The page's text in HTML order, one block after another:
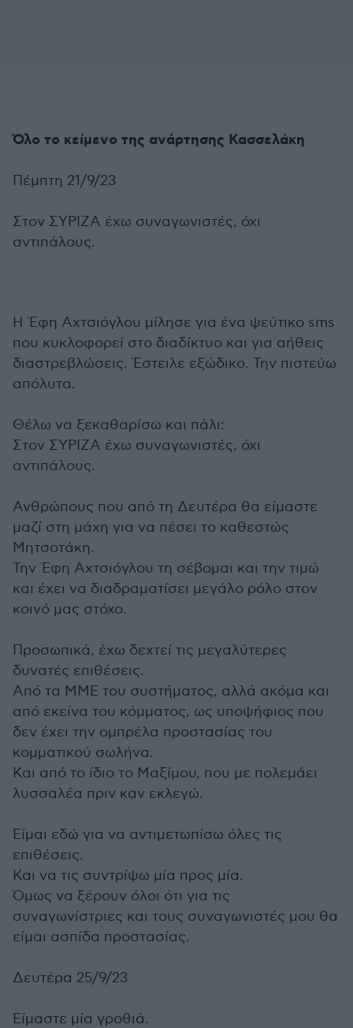
Όλο το κείμενο της ανάρτησης Κασσελάκη
Πέμπτη 21/9/23
Στον ΣΥΡΙΖΑ έχω συναγωνιστές, όχι
αντιπάλους.
Η Έφη Αχτσιόγλου μίλησε για ένα ψεύτικο sms
που κυκλοφορεί στο διαδίκτυο και για αήθεις
διαστρεβλώσεις. Έστειλε εξώδικο. Την πιστεύω
απόλυτα.
Θέλω να ξεκαθαρίσω και πάλι:
Στον ΣΥΡΙΖΑ έχω συναγωνιστές, όχι
αντιπάλους.
Ανθρώπους που από τη Δευτέρα θα είμαστε
μαζί στη μάχη για να πέσει το καθεστώς
Μητσοτάκη.
Την Έφη Αχτσιόγλου τη σέβομαι και την τιμώ
και έχει να διαδραματίσει μεγάλο ρόλο στον
κοινό μας στόχο.
Προσωπικά, έχω δεχτεί τις μεγαλύτερες
δυνατές επιθέσεις.
Από τα ΜΜΕ του συστήματος, αλλά ακόμα και
από εκείνα του κόμματος, ως υποψήφιος που
δεν έχει την ομπρέλα προστασίας του
κομματικού σωλήνα.
Και από το ίδιο το Μαξίμου, που με πολεμάει
λυσσαλέα πριν καν εκλεγώ.
Είμαι εδώ για να αντιμετωπίσω όλες τις
επιθέσεις.
Και να τις συντρίψω μία προς μία.
Όμως να ξέρουν όλοι ότι για τις
συναγωνίστριες και τους συναγωνιστές μου θα
είμαι ασπίδα προστασίας.
Δευτέρα 25/9/23
Είμαστε μία γροθιά.